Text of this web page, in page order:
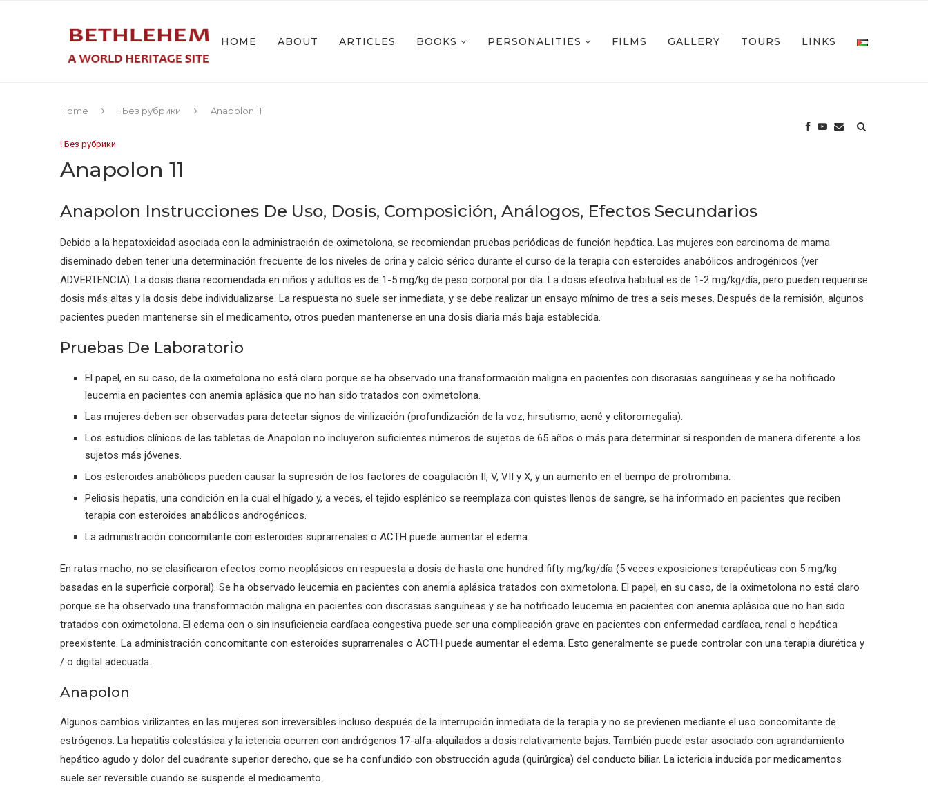
HOME ABOUT ARTICLES BOOKS PERSONALITIES FILMS GALLERY TOURS LINKS
Home ! Без рубрики Anapolon 11
! Без рубрики
Anapolon 11
Anapolon Instrucciones De Uso, Dosis, Composición, Análogos, Efectos Secundarios
Debido a la hepatoxicidad asociada con la administración de oximetolona, se recomiendan pruebas periódicas de función hepática. Las mujeres con carcinoma de mama
diseminado deben tener una determinación frecuente de los niveles de orina y calcio sérico durante el curso de la terapia con esteroides anabólicos androgénicos (ver
ADVERTENCIA). La dosis diaria recomendada en niños y adultos es de 1-5 mg/kg de peso corporal por día. La dosis efectiva habitual es de 1-2 mg/kg/día, pero pueden requerirse
dosis más altas y la dosis debe individualizarse. La respuesta no suele ser inmediata, y se debe realizar un ensayo mínimo de tres a seis meses. Después de la remisión, algunos
pacientes pueden mantenerse sin el medicamento, otros pueden mantenerse en una dosis diaria más baja establecida.
Pruebas De Laboratorio
El papel, en su caso, de la oximetolona no está claro porque se ha observado una transformación maligna en pacientes con discrasias sanguíneas y se ha notificado
leucemia en pacientes con anemia aplásica que no han sido tratados con oximetolona.
Las mujeres deben ser observadas para detectar signos de virilización (profundización de la voz, hirsutismo, acné y clitoromegalia).
Los estudios clínicos de las tabletas de Anapolon no incluyeron suficientes números de sujetos de 65 años o más para determinar si responden de manera diferente a los
sujetos más jóvenes.
Los esteroides anabólicos pueden causar la supresión de los factores de coagulación II, V, VII y X, y un aumento en el tiempo de protrombina.
Peliosis hepatis, una condición en la cual el hígado y, a veces, el tejido esplénico se reemplaza con quistes llenos de sangre, se ha informado en pacientes que reciben
terapia con esteroides anabólicos androgénicos.
La administración concomitante con esteroides suprarrenales o ACTH puede aumentar el edema.
En ratas macho, no se clasificaron efectos como neoplásicos en respuesta a dosis de hasta one hundred fifty mg/kg/día (5 veces exposiciones terapéuticas con 5 mg/kg
basadas en la superficie corporal). Se ha observado leucemia en pacientes con anemia aplásica tratados con oximetolona. El papel, en su caso, de la oximetolona no está claro
porque se ha observado una transformación maligna en pacientes con discrasias sanguíneas y se ha notificado leucemia en pacientes con anemia aplásica que no han sido
tratados con oximetolona. El edema con o sin insuficiencia cardíaca congestiva puede ser una complicación grave en pacientes con enfermedad cardíaca, renal o hepática
preexistente. La administración concomitante con esteroides suprarrenales o ACTH puede aumentar el edema. Esto generalmente se puede controlar con una terapia diurética y
/ o digital adecuada.
Anapolon
Algunos cambios virilizantes en las mujeres son irreversibles incluso después de la interrupción inmediata de la terapia y no se previenen mediante el uso concomitante de
estrógenos. La hepatitis colestásica y la ictericia ocurren con andrógenos 17-alfa-alquilados a dosis relativamente bajas. También puede estar asociado con agrandamiento
hepático agudo y dolor del cuadrante superior derecho, que se ha confundido con obstrucción aguda (quirúrgica) del conducto biliar. La ictericia inducida por medicamentos
suele ser reversible cuando se suspende el medicamento.